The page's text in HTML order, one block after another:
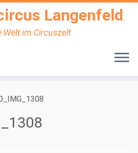
Langenfeld
Welt im Circuszelt